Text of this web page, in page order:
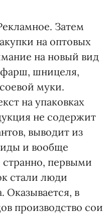
Затем
на оптовых
на новый вид
фарш, шницеля,
муки.
на упаковках
не содержит
выводит из
и вообще
странно, первыми
стали люди
Оказывается, в
производство сои